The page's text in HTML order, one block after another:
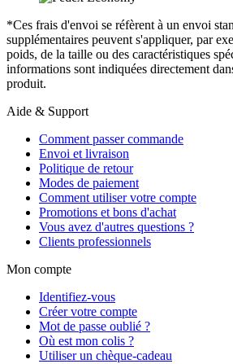
*Ces frais d'envoi se réfèrent à un envoi
supplémentaires peuvent s'appliquer, par
poids, de la taille ou des caractéristiques
informations sont indiquées directement
produit.
Aide & Support
Comment passer commande
Envoi et livraison
Politique de retour
Modes de paiement
Comment utiliser votre compte
Promotions et bons d'achat
Vous avez d'autres questions ?
Clients professionnels
Mon compte
Identifiez-vous
Créer votre compte
Mot de passe oublié ?
Où est mon colis ?
Utiliser un chèque-cadeau